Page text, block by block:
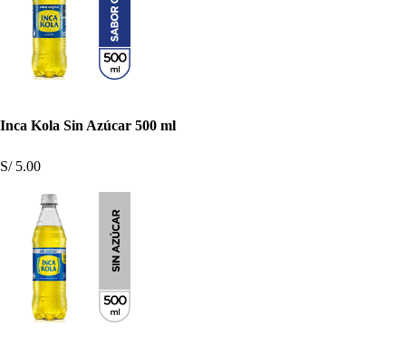
Inca Kola Sin Azúcar 500 ml
S/ 5.00